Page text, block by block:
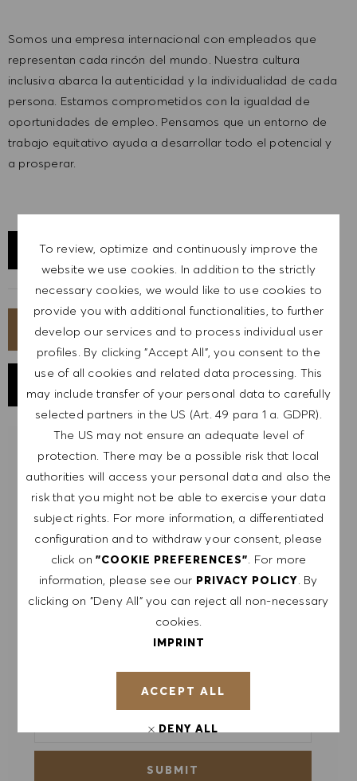
To review, optimize and continuously improve the
website we use cookies. In addition to the strictly
necessary cookies, we would like to use cookies to
provide you with additional functionalities, to further
develop our services and to process individual user
profiles. By clicking "Accept All", you consent to the
use of all cookies and related data processing. This
may include transfer of your personal data to carefully
selected partners in the US (Art. 49 para 1 a. GDPR).
The US may not ensure an adequate level of
protection. There may be a possible risk that local
authorities will access your personal data and also the
risk that you might not be able to exercise your data
subject rights. For more information, a differentiated
configuration and to withdraw your consent, please
click on"COOKIE PREFERENCES". For more
information, please see our PRIVACY POLICY. By
clicking on "Deny All" you can reject all non-necessary
cookies.
IMPRINT
COOKIE PREFERENCES
DENY ALL
ACCEPT ALL
Somos una empresa internacional con empleados que
representan cada rincón del mundo. Nuestra cultura
inclusiva abarca la autenticidad y la individualidad de cada
persona. Estamos comprometidos con la igualdad de
oportunidades de empleo. Pensamos que un entorno de
trabajo equitativo ayuda a desarrollar todo el potencial y
a prosperar.
EXPLORE LOCATION
APPLY NOW
GET NOTIFIED FOR
SIMILAR JOBS
PRIVACY POLICY.
Enter Email address (Required)
SUBMIT